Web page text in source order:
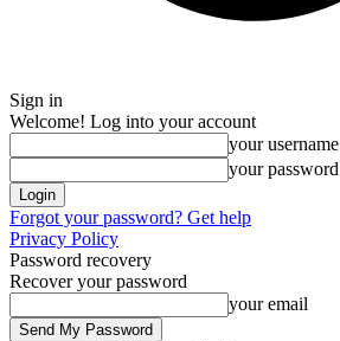
Sign in
Welcome! Log into your account
your username
your password
Forgot your password? Get help
Privacy Policy
Password recovery
Recover your password
your email